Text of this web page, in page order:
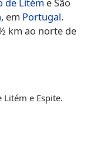
, em Portugal.
km ao norte de
e Espite.